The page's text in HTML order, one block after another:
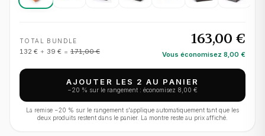
TOTAL BUNDLE
132 € + 39 € = 171,00 €
163,00 €
Vous économisez 8,00 €
AJOUTER LES 2 AU PANIER
−20 % sur le rangement : économisez 8,00 €
La remise −20 % sur le rangement s'applique automatiquement tant que les
deux produits restent dans le panier. La montre reste au prix affiché.